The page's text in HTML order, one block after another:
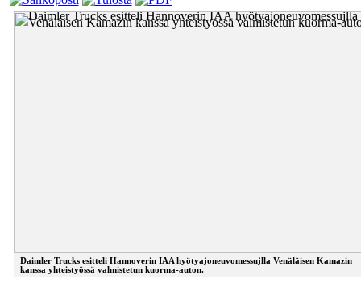
Daimler Trucks esitteli Hannoverin IAA hyötyajoneuvomessujlla Venäläisen Kamazin
kanssa yhteistyössä valmistetun kuorma-auton.